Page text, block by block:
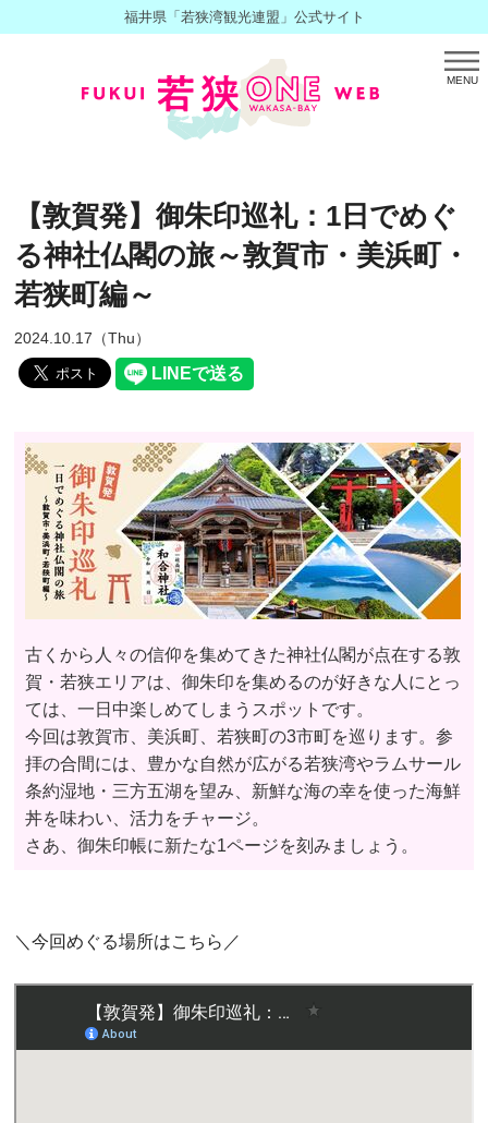
福井県「若狭湾観光連盟」公式サイト
MENU
【敦賀発】御朱印巡礼：1日でめぐ
る神社仏閣の旅～敦賀市・美浜町・
若狭町編～
2024.10.17（Thu）
古くから人々の信仰を集めてきた神社仏閣が点在する敦
賀・若狭エリアは、御朱印を集めるのが好きな人にとっ
ては、一日中楽しめてしまうスポットです。
今回は敦賀市、美浜町、若狭町の3市町を巡ります。参
拝の合間には、豊かな自然が広がる若狭湾やラムサール
条約湿地・三方五湖を望み、新鮮な海の幸を使った海鮮
丼を味わい、活力をチャージ。
さあ、御朱印帳に新たな1ページを刻みましょう。
＼今回めぐる場所はこちら／